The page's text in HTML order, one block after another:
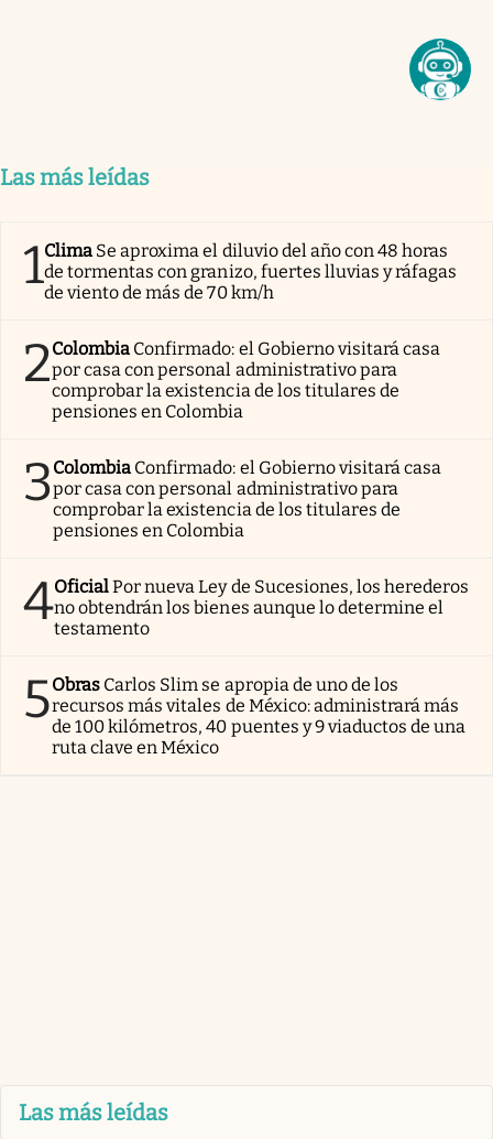
Las más leídas
1Clima Se aproxima el diluvio del año con 48 horas
de tormentas con granizo, fuertes lluvias y ráfagas
de viento de más de 70 km/h
2Colombia Confirmado: el Gobierno visitará casa
por casa con personal administrativo para
comprobar la existencia de los titulares de
pensiones en Colombia
3Colombia Confirmado: el Gobierno visitará casa
por casa con personal administrativo para
comprobar la existencia de los titulares de
pensiones en Colombia
4OficialPor nueva Ley de Sucesiones, los herederos
no obtendrán los bienes aunque lo determine el
testamento
5Obras Carlos Slim se apropia de uno de los
recursos más vitales de México: administrará más
de 100 kilómetros, 40 puentes y 9 viaductos de una
ruta clave en México
Las más leídas